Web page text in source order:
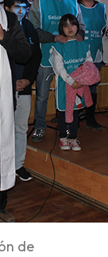
de